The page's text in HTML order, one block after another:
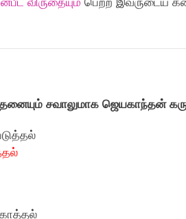
விருதையும் பெற்ற இவருடைய
சவாலுமாக ஜெயகாந்தன்